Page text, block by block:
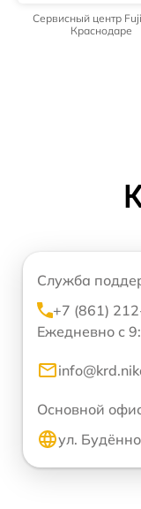
Сервисный центр
Краснодаре
Служба
+7 (861)
Ежедневно с
Основной
ул.